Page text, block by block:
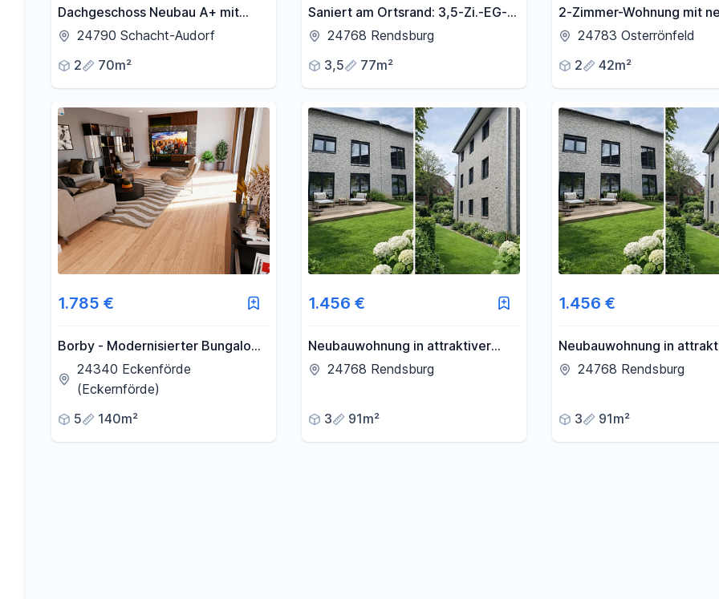
Dachgeschoss Neubau A+ mit
Loggia, FBH, EBK, Wallbox
24790 Schacht-Audorf
2
70m²
Saniert am Ortsrand: 3,5-Zi.-EG-
Wohnung, 77 m², Süd-West-
24768 Rendsburg
3,5
77m²
2-Zimmer-Wohnung mit
Fenstern und Carport–
24783 Osterrönfeld
2
42m²
1.785 €
Borby - Modernisierter Bungalow
mit Garten und Garage - nach
Kernsanierung
24340 Eckenförde
(Eckernförde)
5
140m²
1.456 €
Neubauwohnung in attraktiver
Lage von Rendsburg
24768 Rendsburg
3 91m²
1.456 €
Neubauwohnung in
Lage von Rendsburg
24768 Rendsburg
3 91m²